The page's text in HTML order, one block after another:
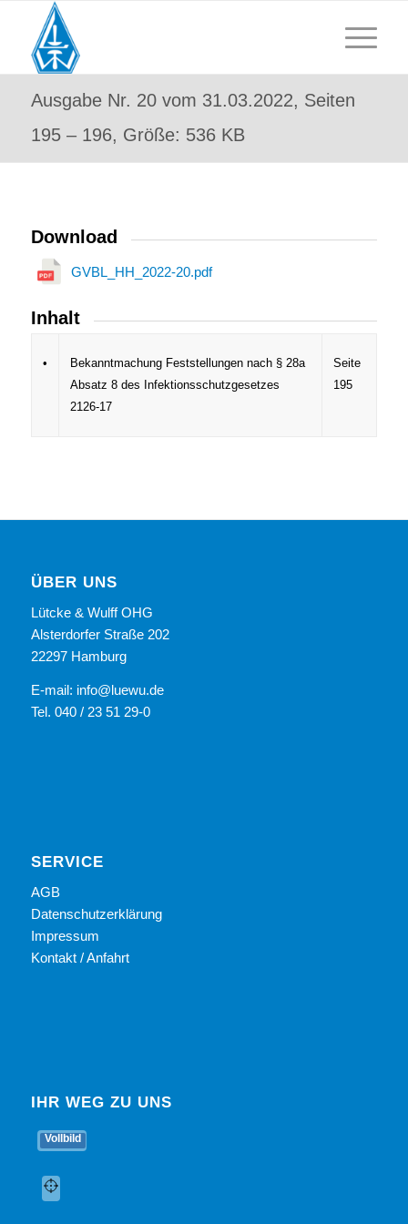
Ausgabe Nr. 20 vom 31.03.2022, Seiten
195 – 196, Größe: 536 KB
Download
GVBL_HH_2022-20.pdf
Inhalt
•
Bekanntmachung Feststellungen nach § 28a
Absatz 8 des Infektionsschutzgesetzes
2126-17
Seite
195
ÜBER UNS
Lütcke & Wulff OHG
Alsterdorfer Straße 202
22297 Hamburg
E-mail: info@luewu.de
Tel. 040 / 23 51 29-0
SERVICE
AGB
Datenschutzerklärung
Impressum
Kontakt / Anfahrt
IHR WEG ZU UNS
Vollbild